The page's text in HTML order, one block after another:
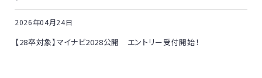
2026年04月24日
【28卒対象】マイナビ2028公開 エントリー受付開始！